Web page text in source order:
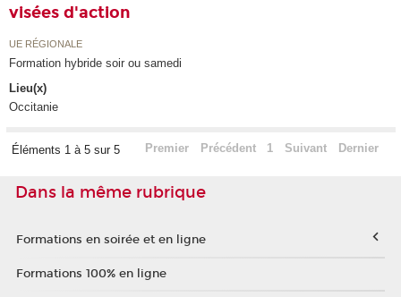
visées d'action
UE RÉGIONALE
Formation hybride soir ou samedi
Lieu(x)
Occitanie
Éléments 1 à 5 sur 5 Premier Précédent 1 Suivant Dernier
Dans la même rubrique
Formations en soirée et en ligne
Formations 100% en ligne